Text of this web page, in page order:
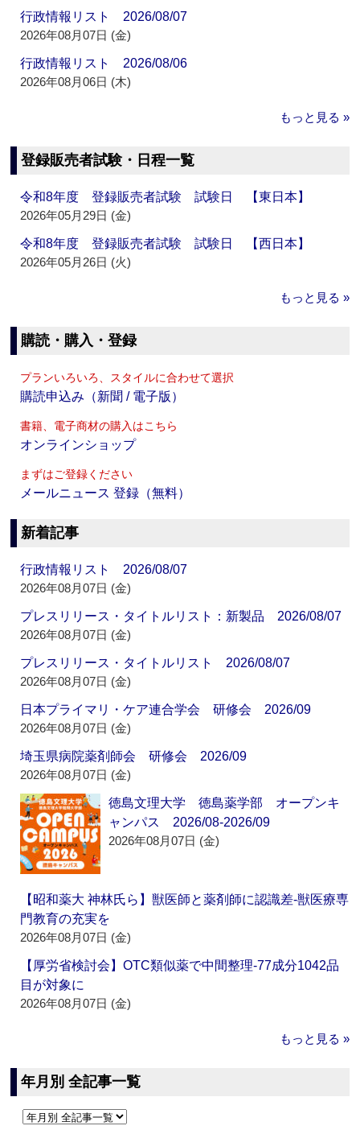
行政情報リスト 2026/08/07
2026年08月07日 (金)
行政情報リスト 2026/08/06
2026年08月06日 (木)
もっと見る »
登録販売者試験・日程一覧
令和8年度 登録販売者試験 試験日 【東日本】
2026年05月29日 (金)
令和8年度 登録販売者試験 試験日 【西日本】
2026年05月26日 (火)
もっと見る »
購読・購入・登録
プランいろいろ、スタイルに合わせて選択
購読申込み（新聞 / 電子版）
書籍、電子商材の購入はこちら
オンラインショップ
まずはご登録ください
メールニュース 登録（無料）
新着記事
行政情報リスト 2026/08/07
2026年08月07日 (金)
プレスリリース・タイトルリスト：新製品 2026/08/07
2026年08月07日 (金)
プレスリリース・タイトルリスト 2026/08/07
2026年08月07日 (金)
日本プライマリ・ケア連合学会 研修会 2026/09
2026年08月07日 (金)
埼玉県病院薬剤師会 研修会 2026/09
2026年08月07日 (金)
徳島文理大学 徳島薬学部 オープンキ
ャンパス 2026/08-2026/09
2026年08月07日 (金)
【昭和薬大 神林氏ら】獣医師と薬剤師に認識差‐獣医療専
門教育の充実を
2026年08月07日 (金)
【厚労省検討会】OTC類似薬で中間整理‐77成分1042品
目が対象に
2026年08月07日 (金)
もっと見る »
年月別 全記事一覧